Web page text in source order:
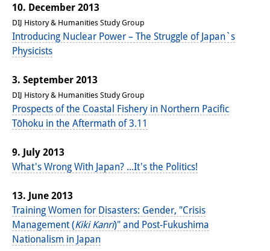
Kontakt
Anfahrt
Medienkontakt
10. December 2013
DIJ History & Humanities Study Group
Introducing Nuclear Power – The Struggle of Japan`s
Physicists
3. September 2013
DIJ History & Humanities Study Group
Prospects of the Coastal Fishery in Northern Pacific
Tōhoku in the Aftermath of 3.11
9. July 2013
What's Wrong With Japan? ...It's the Politics!
13. June 2013
Training Women for Disasters: Gender, "Crisis
Management (Kiki Kanri)" and Post-Fukushima
Nationalism in Japan